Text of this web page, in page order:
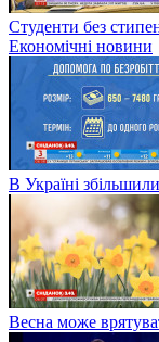
Студенти без
Економічні новини
В Україні
Весна може